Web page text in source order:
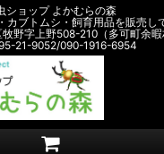
ショップ よかむらの森
カブトムシ・飼育用品を販売し
野字上野508-210（多可町余暇
21-9052/090-1916-6954